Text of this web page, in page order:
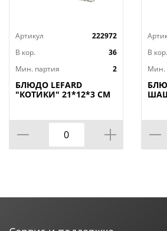
Артикул
222972
В кор.
36
Мин. партия
2
БЛЮДО LEFARD
"КОТИКИ" 21*12*3 СМ
В кор.
Мин.